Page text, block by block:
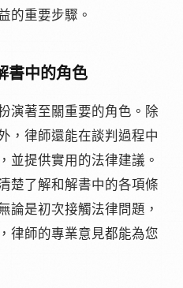
的重要步驟。
書中的角色
演著至關重要的角色。除
，律師還能在談判過程中
並提供實用的法律建議。
楚了解和解書中的各項條
論是初次接觸法律問題，
律師的專業意見都能為您